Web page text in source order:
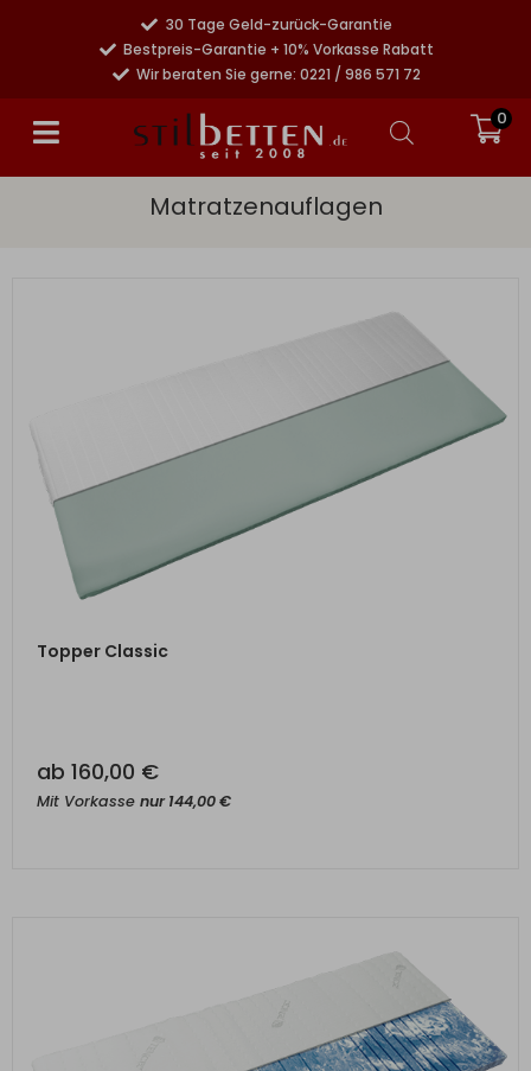
30 Tage Geld-zurück-Garantie
Bestpreis-Garantie + 10% Vorkasse Rabatt
Wir beraten Sie gerne: 0221 / 986 571 72
0
Matratzenauflagen
Topper Classic
ab 160,00 €
Mit Vorkasse nur144,00€